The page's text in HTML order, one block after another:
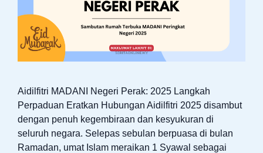
Aidilfitri MADANI Negeri Perak: 2025 Langkah
Perpaduan Eratkan Hubungan Aidilfitri 2025 disambut
dengan penuh kegembiraan dan kesyukuran di
seluruh negara. Selepas sebulan berpuasa di bulan
Ramadan, umat Islam meraikan 1 Syawal sebagai